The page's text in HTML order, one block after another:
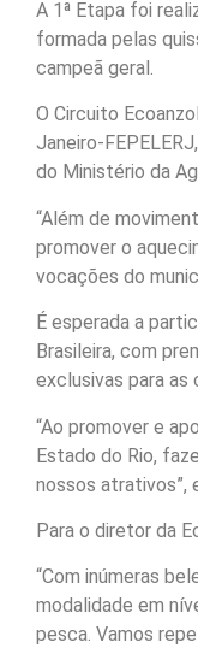
A 1ª Etapa foi
formada pelas
campeã geral.
O Circuito
Janeiro-
do Ministério da
“Além de
promover o
vocações do
É esperada a
Brasileira, com
exclusivas para as
“Ao promover e
Estado do Rio,
nossos atrativos”,
Para o diretor da
“Com inúmeras
modalidade em
pesca. Vamos